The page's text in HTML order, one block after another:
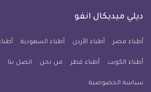
فيسبوكتويتر
يوتيوب
معلومة
للآيفون
ديلي ميديكال انفو
أطباء مصر أطباء الأردن أطباء السعودية
أطباء الكويت أطباء قطر من نحن اتصل بنا
سياسة الخصوصية